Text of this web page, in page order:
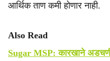
आर्थिक ताण कमी होणार नाही.
Also Read
Sugar MSP: कारखाने